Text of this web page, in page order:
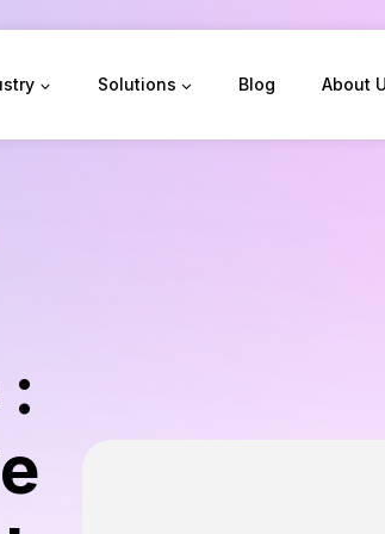
Solutions Blog About